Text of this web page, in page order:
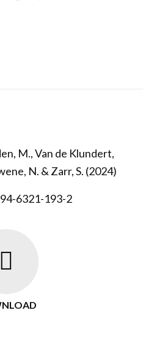
M., Van de Klundert,
N. & Zarr, S. (2024)
6321-193-2